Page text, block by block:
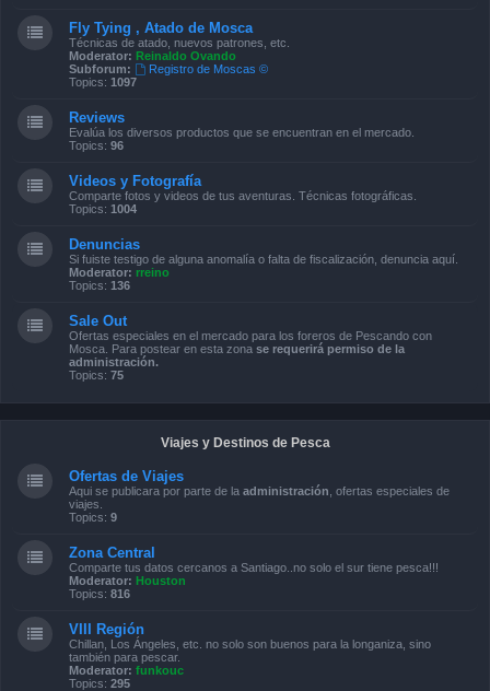
Fly Tying , Atado de Mosca
Técnicas de atado, nuevos patrones, etc.
Moderator: Reinaldo Ovando
Subforum:
Registro de Moscas ©
Topics: 1097
Reviews
Evalúa los diversos productos que se encuentran en el mercado.
Topics: 96
Videos y Fotografía
Comparte fotos y videos de tus aventuras. Técnicas fotográficas.
Topics: 1004
Denuncias
Si fuiste testigo de alguna anomalía o falta de fiscalización, denuncia aquí.
Moderator: rreino
Topics: 136
Sale Out
Ofertas especiales en el mercado para los foreros de Pescando con
Mosca. Para postear en esta zona se requerirá permiso de la
administración.
Topics: 75
Viajes y Destinos de Pesca
Ofertas de Viajes
Aqui se publicara por parte de la administración , ofertas especiales de
viajes.
Topics: 9
Zona Central
Comparte tus datos cercanos a Santiago..no solo el sur tiene pesca!!!
Moderator: Houston
Topics: 816
VIII Región
Chillan, Los Ángeles, etc. no solo son buenos para la longaniza, sino
también para pescar.
Moderator: funkouc
Topics: 295